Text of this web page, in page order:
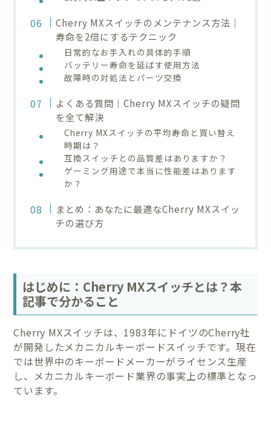
Cherry MXスイッチのメンテナンス方法｜
寿命を2倍にするテクニック
日常的なお手入れの具体的手順
バッテリー寿命を延ばす使用方法
故障時の対処法とパーツ交換
よくある質問｜Cherry MXスイッチの疑問
を全て解決
Cherry MXスイッチの平均寿命と買い替え
時期は？
互換スイッチとの品質差はありますか？
ゲーミング用途で本当に性能差はあります
か？
まとめ：あなたに最適なCherry MXスイッ
チの選び方
はじめに：Cherry MXスイッチとは？本
記事で分かること
Cherry MXスイッチは、1983年にドイツのCherry社
が開発したメカニカルキーボードスイッチです。現在
では世界中のキーボードメーカーがライセンス生産
し、メカニカルキーボード業界の事実上の標準となっ
ています。